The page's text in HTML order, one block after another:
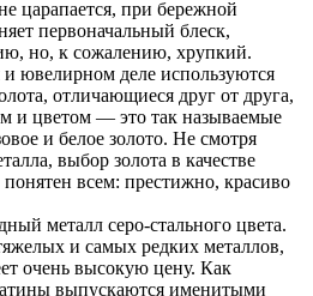
царапается, при бережной
первоначальный блеск,
но, к сожалению, хрупкий.
ювелирном деле используются
отличающиеся друг от друга,
и цветом — это так называемые
и белое золото. Не смотря
выбор золота в качестве
понятен всем: престижно, красиво
металл серо-стального цвета.
и самых редких металлов,
очень высокую цену. Как
выпускаются именитыми